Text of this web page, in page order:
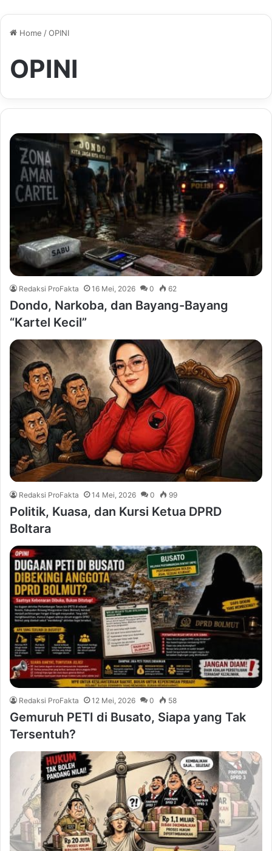
Home /OPINI
OPINI
Redaksi ProFakta 16 Mei, 2026 0 62
Dondo, Narkoba, dan Bayang-Bayang
“Kartel Kecil”
Redaksi ProFakta 14 Mei, 2026 0 99
Politik, Kuasa, dan Kursi Ketua DPRD
Boltara
Redaksi ProFakta 12 Mei, 2026 0 58
Gemuruh PETI di Busato, Siapa yang Tak
Tersentuh?